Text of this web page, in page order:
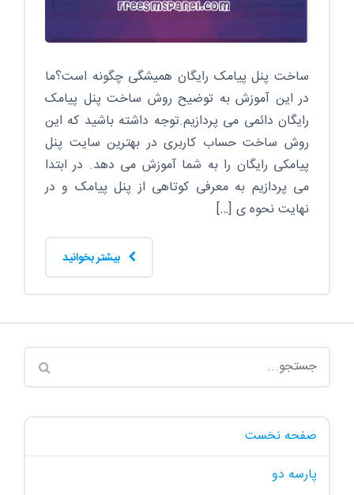
ساخت پنل پیامک رایگان همیشگی چگونه است؟ما
در این آموزش به توضیح روش ساخت پنل پیامک
رایگان دائمی می پردازیم.توجه داشته باشید که این
روش ساخت حساب کاربری در بهترین سایت پنل
پیامکی رایگان را به شما آموزش می دهد. در ابتدا
می پردازیم به معرفی کوتاهی از پنل پیامک و در
نهایت نحوه ی […]
صفحه نخست
پارسه دو